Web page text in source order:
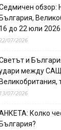
обзор:
до 22 юли 2026
07/2026
и
между САЩ
07/2026
Колко